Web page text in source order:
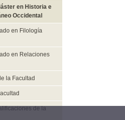
en Historia e
Occidental
en Filología
en Relaciones
la Facultad
de la